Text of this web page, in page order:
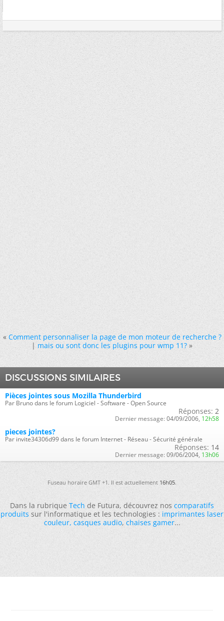
« Comment personnaliser la page de mon moteur de recherche ?
|mais ou sont donc les plugins pour wmp 11? »
DISCUSSIONS SIMILAIRES
Pièces jointes sous Mozilla Thunderbird
Par Bruno dans le forum Logiciel - Software - Open Source
Réponses: 2
Dernier message: 04/09/2006, 12h58
pieces jointes?
Par invite34306d99 dans le forum Internet - Réseau - Sécurité générale
Réponses: 14
Dernier message: 09/06/2004, 13h06
Fuseau horaire GMT +1. Il est actuellement16h05.
Dans la rubriqueTechde Futura, découvrez noscomparatifs
produitssur l'informatique et les technologies :imprimantes laser
couleur,casques audio,chaises gamer...